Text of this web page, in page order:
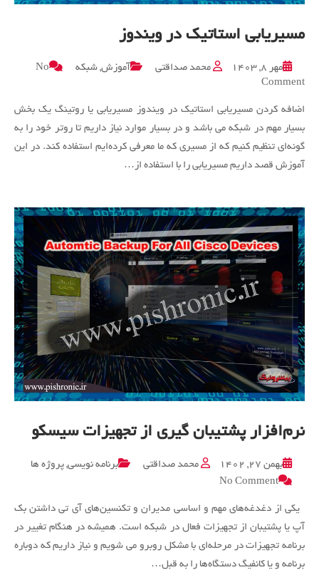
مسیریابی استاتیک در ویندوز
مهر ۸, ۱۴۰۳ محمد صداقتی آموزش, شبکه
No
Comment
on
استاتیک
در
ویندوز
اضافه کردن مسیریابی استاتیک در ویندوز مسیریابی یا روتینگ یک بخش
بسیار مهم در شبکه می باشد و در بسیار موارد نیاز داریم تا روتر خود را به
گونه‌ای تنظیم کنیم که از مسیری که ما معرفی کرده‌ایم استفاده کند. در این
آموزش قصد داریم مسیریابی را با استفاده از…
نرم‌افزار پشتیبان گیری از تجهیزات سیسکو
بهمن ۲۷, ۱۴۰۲ محمد صداقتی برنامه نویسی, پروژه ها
No Comment
on
پشتیبان
گیری
تجهیزات
سیسکو
یکی از دغدغه‌های مهم و اساسی مدیران و تکنسین‌های آی تی داشتن بک
آپ یا پشتیبان از تجهیزات فعال در شبکه است. همیشه در هنگام تغییر در
برنامه تجهیزات در مرحله‌ای با مشکل روبرو می شویم و نیاز داریم که دوباره
برنامه و یا کانفیگ دستگاه‌ها را به قبل…